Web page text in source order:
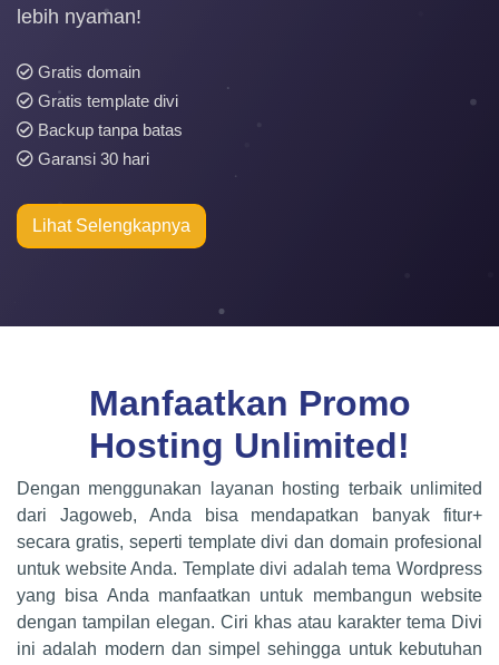
lebih nyaman!
Gratis domain
Gratis template divi
Backup tanpa batas
Garansi 30 hari
Lihat Selengkapnya
Manfaatkan Promo
Hosting Unlimited!
Dengan menggunakan layanan hosting terbaik unlimited
dari Jagoweb, Anda bisa mendapatkan banyak fitur+
secara gratis, seperti template divi dan domain profesional
untuk website Anda. Template divi adalah tema Wordpress
yang bisa Anda manfaatkan untuk membangun website
dengan tampilan elegan. Ciri khas atau karakter tema Divi
ini adalah modern dan simpel sehingga untuk kebutuhan